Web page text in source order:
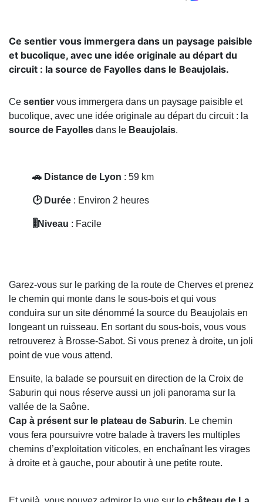
Ce sentier vous immergera dans un paysage paisible
et bucolique, avec une idée originale au départ du
circuit : la source de Fayolles dans le Beaujolais.
Ce sentier vous immergera dans un paysage paisible et
bucolique, avec une idée originale au départ du circuit : la
source de Fayolles dans le Beaujolais.
🚗 Distance de Lyon : 59 km
🕑 Durée : Environ 2 heures
🎚️Niveau : Facile
Garez-vous sur le parking de la route de Cherves et prenez
le chemin qui monte dans le sous-bois et qui vous
conduira sur un site dénommé la source du Beaujolais en
longeant un ruisseau. En sortant du sous-bois, vous vous
retrouverez à Brosse-Sabot. Si vous prenez à droite, un joli
point de vue vous attend.
Ensuite, la balade se poursuit en direction de la Croix de
Saburin qui nous réserve aussi un joli panorama sur la
vallée de la Saône.
Cap à présent sur le plateau de Saburin. Le chemin
vous fera poursuivre votre balade à travers les multiples
chemins d’exploitation viticoles, en enchaînant les virages
à droite et à gauche, pour aboutir à une petite route.